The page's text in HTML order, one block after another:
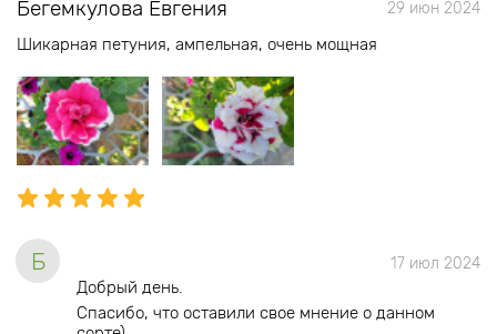
Бегемкулова Евгения 29 июн 2024
Шикарная петуния, ампельная, очень мощная
Б 17 июл 2024
Добрый день.
Спасибо, что оставили свое мнение о данном